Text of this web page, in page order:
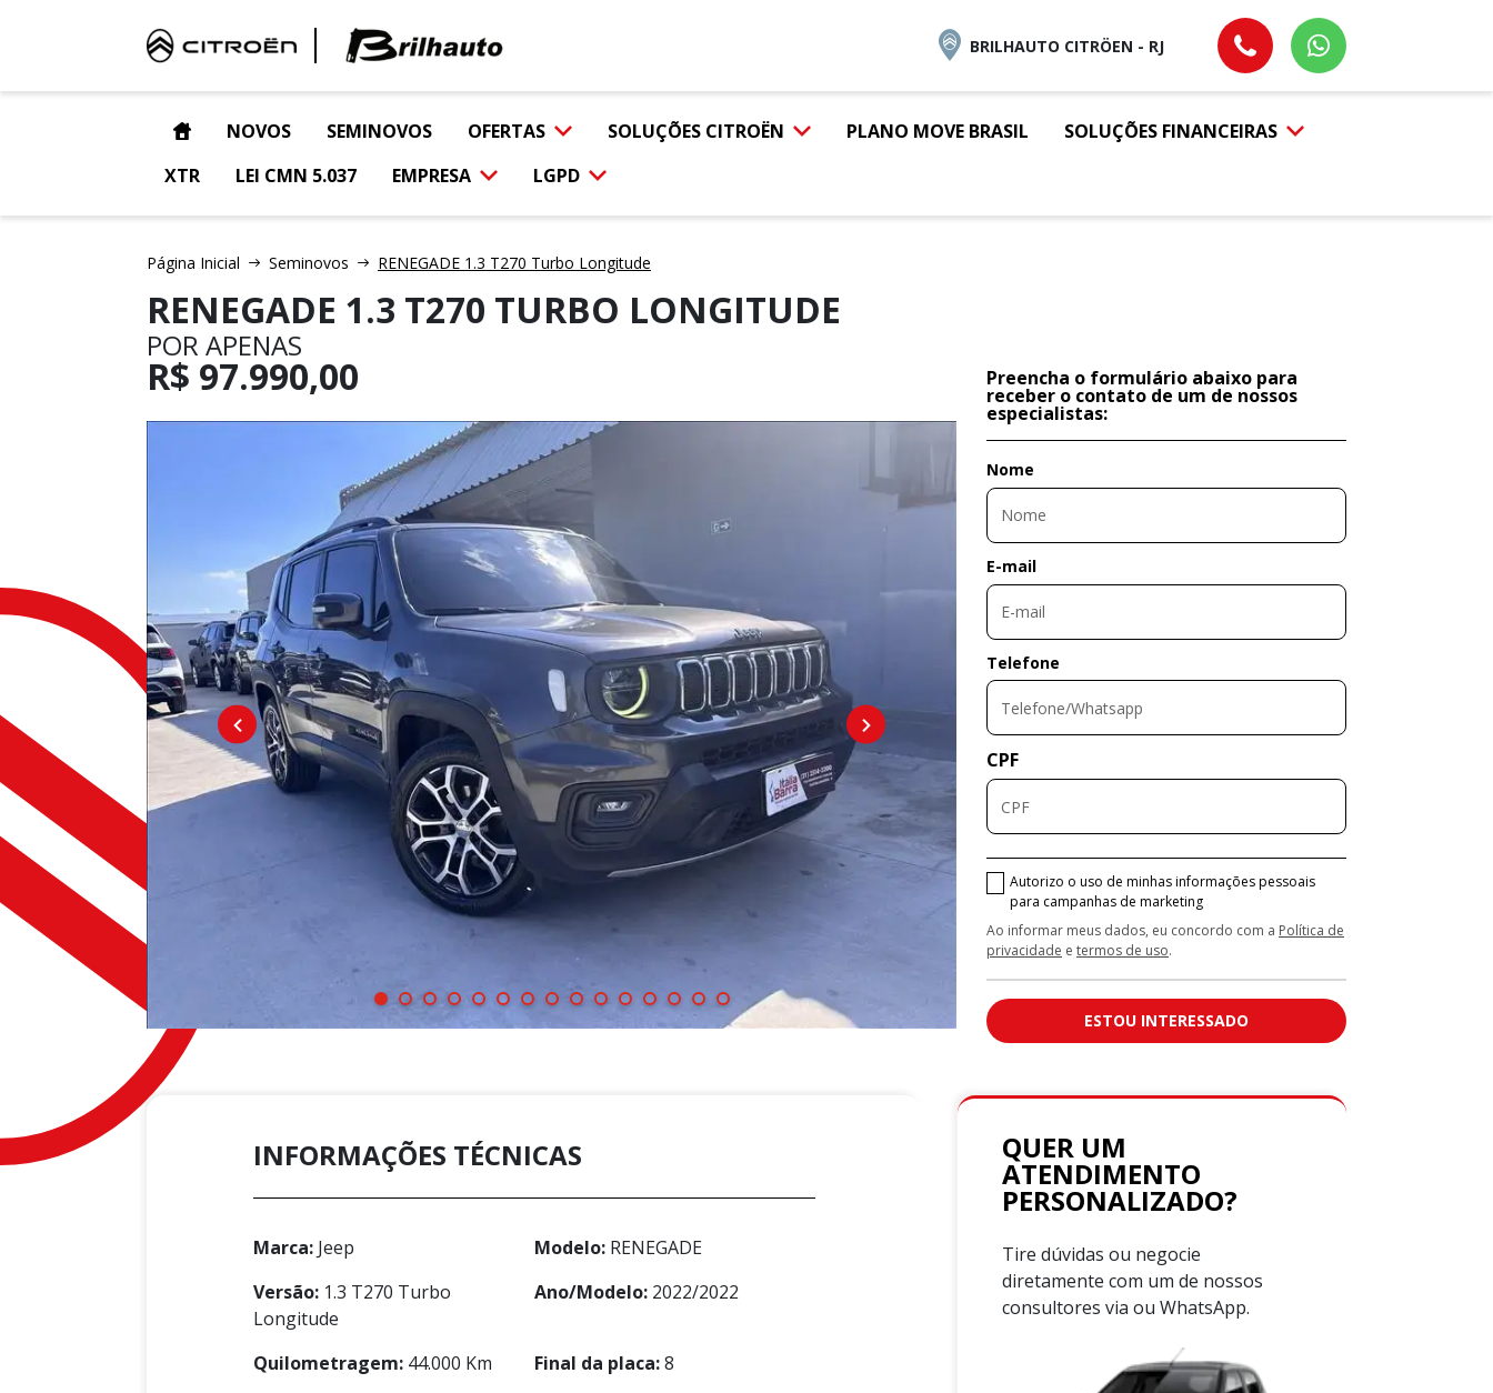
BRILHAUTO CITRÖEN - RJ
NOVOS SEMINOVOS OFERTAS SOLUÇÕES CITROËN PLANO MOVE BRASIL
SOLUÇÕES FINANCEIRAS
XTR
LEI CMN 5.037 EMPRESA LGPD
Página Inicial Seminovos RENEGADE 1.3 T270 Turbo Longitude
RENEGADE 1.3 T270 TURBO LONGITUDE
POR APENAS
R$ 97.990,00 Preencha o formulário abaixo para
receber o contato de um de nossos
especialistas:
Nome
E-mail
Telefone
CPF
Autorizo o uso de minhas informações pessoais
para campanhas de marketing
Ao informar meus dados, eu concordo com a Política de
privacidade e termos de uso.
ESTOU INTERESSADO
INFORMAÇÕES TÉCNICAS
Marca: Jeep Modelo: RENEGADE
Versão: 1.3 T270 Turbo
Longitude
Ano/Modelo: 2022/2022
Quilometragem: 44.000 Km Final da placa:8
QUER UM
ATENDIMENTO
PERSONALIZADO?
Tire dúvidas ou negocie
diretamente com um de nossos
consultores via ou WhatsApp.